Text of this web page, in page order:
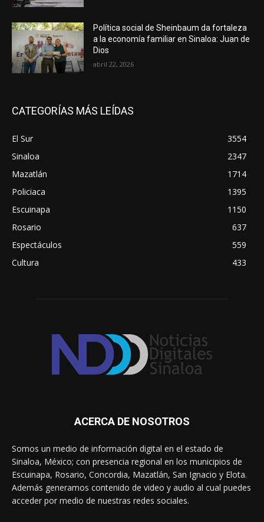
Política social de Sheinbaum da fortaleza
a la economía familiar en Sinaloa: Juan de
Dios
abril 22, 2026
CATEGORÍAS MÁS LEÍDAS
El Sur
3554
Sinaloa
2347
Mazatlán
1714
Policiaca
1395
Escuinapa
1150
Rosario
637
Espectáculos
559
Cultura
433
ACERCA DE NOSOTROS
Somos un medio de información digital en el estado de
Sinaloa, México; con presencia regional en los municipios de
Escuinapa, Rosario, Concordia, Mazatlán, San Ignacio y Elota.
Además generamos contenido de video y audio al cual puedes
acceder por medio de nuestras redes sociales.